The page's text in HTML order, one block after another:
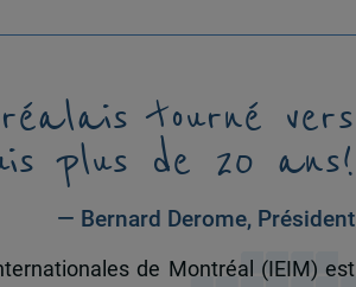
tourné vers
plus de 20 ans!
— Bernard Derome, Président
de Montréal (IEIM) est